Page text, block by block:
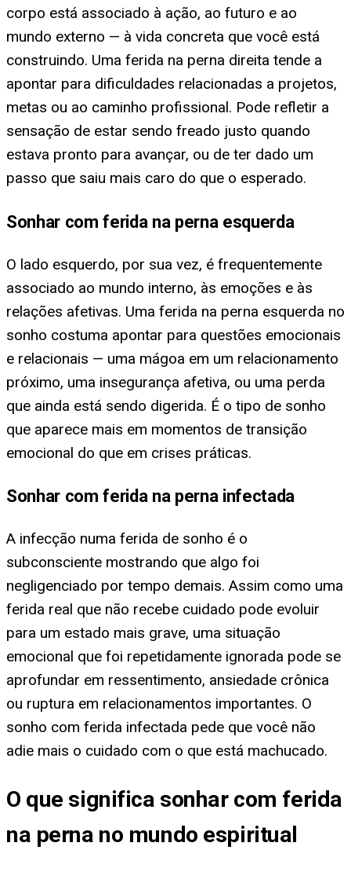
corpo está associado à ação, ao futuro e ao
mundo externo — à vida concreta que você está
construindo. Uma ferida na perna direita tende a
apontar para dificuldades relacionadas a projetos,
metas ou ao caminho profissional. Pode refletir a
sensação de estar sendo freado justo quando
estava pronto para avançar, ou de ter dado um
passo que saiu mais caro do que o esperado.
Sonhar com ferida na perna esquerda
O lado esquerdo, por sua vez, é frequentemente
associado ao mundo interno, às emoções e às
relações afetivas. Uma ferida na perna esquerda no
sonho costuma apontar para questões emocionais
e relacionais — uma mágoa em um relacionamento
próximo, uma insegurança afetiva, ou uma perda
que ainda está sendo digerida. É o tipo de sonho
que aparece mais em momentos de transição
emocional do que em crises práticas.
Sonhar com ferida na perna infectada
A infecção numa ferida de sonho é o
subconsciente mostrando que algo foi
negligenciado por tempo demais. Assim como uma
ferida real que não recebe cuidado pode evoluir
para um estado mais grave, uma situação
emocional que foi repetidamente ignorada pode se
aprofundar em ressentimento, ansiedade crônica
ou ruptura em relacionamentos importantes. O
sonho com ferida infectada pede que você não
adie mais o cuidado com o que está machucado.
O que significa sonhar com ferida
na perna no mundo espiritual